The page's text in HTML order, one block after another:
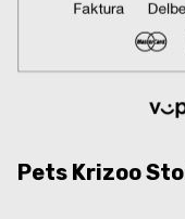
Pets Krizoo